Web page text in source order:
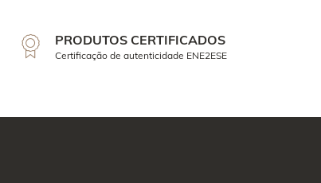
PRODUTOS CERTIFICADOS
Certificação de autenticidade ENE2ESE